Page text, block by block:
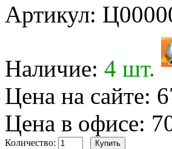
Артикул:
Наличие: 4 шт.
Цена на сайте:
Цена в офисе:
Количество: